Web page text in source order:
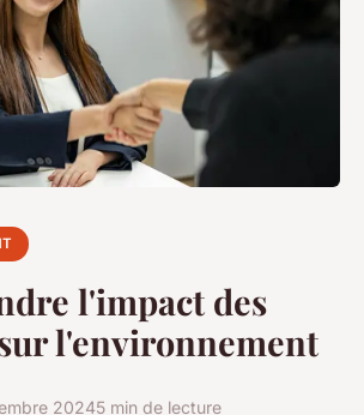
l'impact des
l'environnement
20245 min de lecture